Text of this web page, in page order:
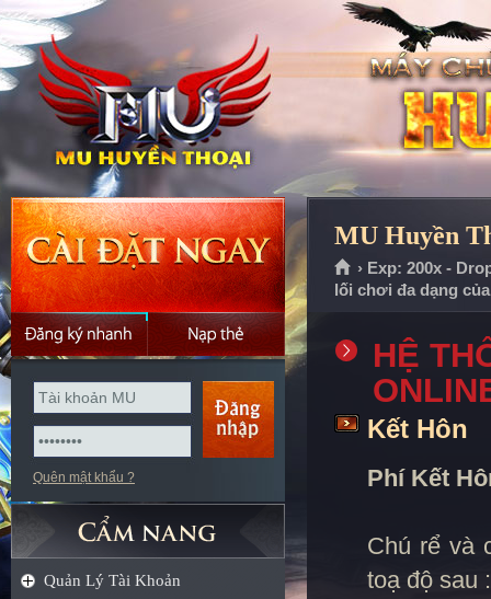
Quên mật khẩu ?
Quản Lý Tài Khoản
MU Huyền
› Exp: 200x -
lối chơi đa dạng
HỆ
Kết Hôn
Phí Kết
Chú rể và
toạ độ sau :